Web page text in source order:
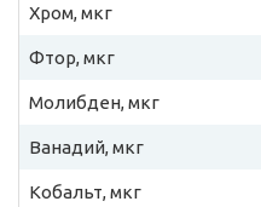
Хром, мкг
Фтор, мкг
Молибден, мкг
Ванадий, мкг
Кобальт, мкг